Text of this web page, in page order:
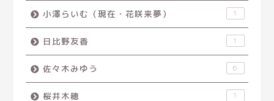
小澤らいむ（現在・花咲来夢） 1
日比野友香 1
佐々木みゆう 6
桜井木穂 1